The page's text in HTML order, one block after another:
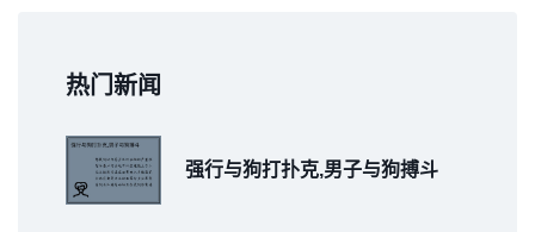
热门新闻
强行与狗打扑克,男子与狗搏斗